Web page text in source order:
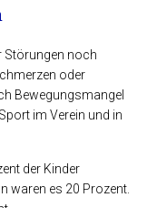
Störungen noch
oder
Bewegungsmangel
im Verein und in
der Kinder
waren es 20 Prozent.